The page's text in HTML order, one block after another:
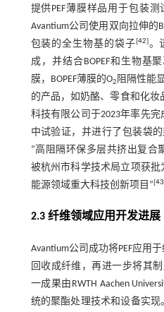
提供PEF薄膜样品用于包装
Avantium公司使用双向拉伸的
包装的全生物基的袋子[42]。
成，并结合BOPEF和生物基
膜，BOPEF薄膜的O2 阻隔性能
的产品，如奶酪、零食和化
科技有限公司于2023年率先完
中试验证，并进行了包装袋
“高阻隔环保多层共挤出复合
被杭州市科学技术局立项获
能源领域重大科技创新项目”[43
2.3 纤维领域应用开发进展
Avantium公司成功将PEF应用
回收成纤维，再进一步将其
一成果由RWTH Aachen
统的聚酯处理技术和设备实现